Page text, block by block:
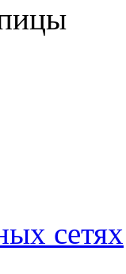
сетях